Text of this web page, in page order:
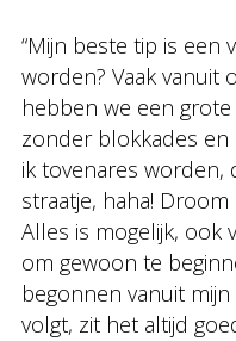
“Mijn beste tip is een
worden? Vaak vanuit
hebben we een
zonder blokkades en
ik tovenares worden,
straatje, haha!
Alles is mogelijk, ook
om gewoon te
begonnen vanuit mijn
volgt, zit het altijd